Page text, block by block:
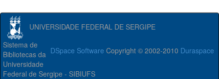
UNIVERSIDADE FEDERAL DE SERGIPE
DSpace Software Copyright © 2002-2010 Duraspace
Sistema de
Bibliotecas da
Universidade
Federal de Sergipe - SIBIUFS